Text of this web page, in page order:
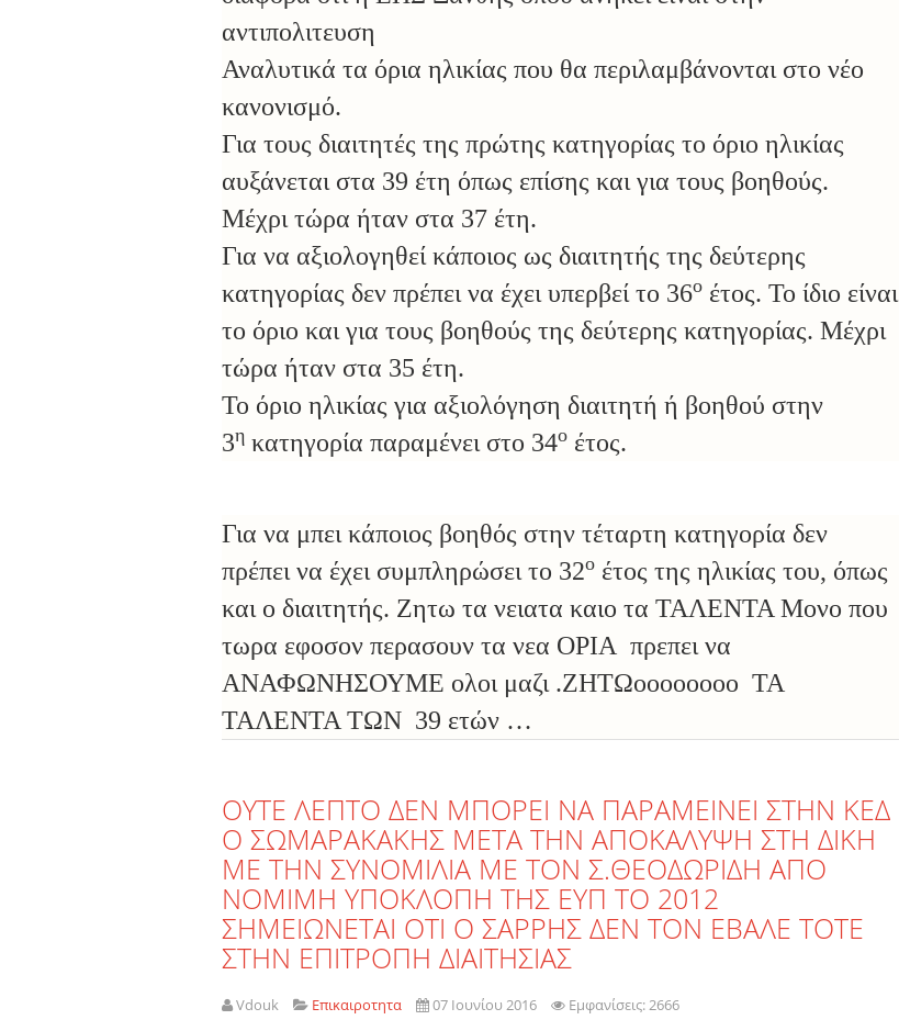
αντιπολιτευση
Αναλυτικά τα όρια ηλικίας που θα περιλαμβάνονται στο νέο
κανονισμό.
Για τους διαιτητές της πρώτης κατηγορίας το όριο ηλικίας
αυξάνεται στα 39 έτη όπως επίσης και για τους βοηθούς.
Μέχρι τώρα ήταν στα 37 έτη.
Για να αξιολογηθεί κάποιος ως διαιτητής της δεύτερης
κατηγορίας δεν πρέπει να έχει υπερβεί το 36ο έτος. Το ίδιο είναι
το όριο και για τους βοηθούς της δεύτερης κατηγορίας. Μέχρι
τώρα ήταν στα 35 έτη.
Το όριο ηλικίας για αξιολόγηση διαιτητή ή βοηθού στην
3η κατηγορία παραμένει στο 34ο έτος.
Για να μπει κάποιος βοηθός στην τέταρτη κατηγορία δεν
πρέπει να έχει συμπληρώσει το 32ο έτος της ηλικίας του, όπως
και ο διαιτητής. Ζητω τα νειατα καιο τα ΤΑΛΕΝΤΑ Μονο που
τωρα εφοσον περασουν τα νεα ΟΡΙΑ πρεπει να
ΑΝΑΦΩΝΗΣΟΥΜΕ ολοι μαζι .ΖΗΤΩοοοοοοοο ΤΑ
ΤΑΛΕΝΤΑ ΤΩΝ 39 ετών …
ΟΥΤΕ ΛΕΠΤΟ ΔΕΝ ΜΠΟΡΕΙ ΝΑ ΠΑΡΑΜΕΙΝΕΙ ΣΤΗΝ ΚΕΔ
Ο ΣΩΜΑΡΑΚΑΚΗΣ ΜΕΤΑ ΤΗΝ ΑΠΟΚΑΛΥΨΗ ΣΤΗ ΔΙΚΗ
ΜΕ ΤΗΝ ΣΥΝΟΜΙΛΙΑ ΜΕ ΤΟΝ Σ.ΘΕΟΔΩΡΙΔΗ ΑΠΟ
ΝΟΜΙΜΗ ΥΠΟΚΛΟΠΗ ΤΗΣ ΕΥΠ ΤΟ 2012
ΣΗΜΕΙΩΝΕΤΑΙ ΟΤΙ Ο ΣΑΡΡΗΣ ΔΕΝ ΤΟΝ ΕΒΑΛΕ ΤΟΤΕ
ΣΤΗΝ ΕΠΙΤΡΟΠΗ ΔΙΑΙΤΗΣΙΑΣ
Vdouk Επικαιροτητα 07 Ιουνίου 2016 Εμφανίσεις: 2666